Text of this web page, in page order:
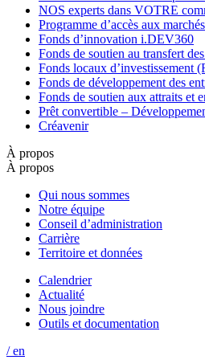
NOS experts dans VOTRE
Programme d’accès aux
Fonds d’innovation i.DEV360
Fonds de soutien au transfert
Fonds locaux d’investissement
Fonds de développement des
Fonds de soutien aux attraits et
Prêt convertible –
Créavenir
À propos
À propos
Qui nous sommes
Notre équipe
Conseil d’administration
Carrière
Territoire et données
Calendrier
Actualité
Nous joindre
Outils et documentation
/ en